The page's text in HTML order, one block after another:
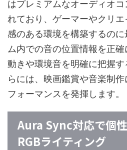
はプレミアムなオーディオ
れており、ゲーマーやクリ
感のある環境を構築するの
ム内での音の位置情報を正
動きや環境音を明確に把握
らには、映画鑑賞や音楽制
フォーマンスを発揮します。
Aura Sync対応で個
RGBライティング